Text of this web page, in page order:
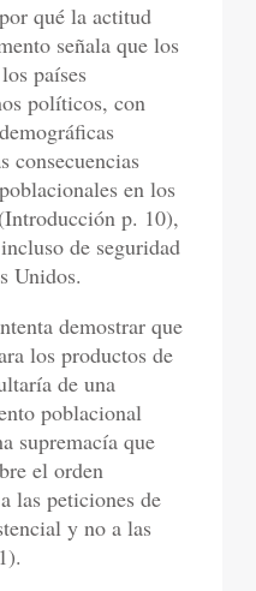
qué la actitud
señala que los
países
políticos, con
consecuencias
en los
p. 10),
de seguridad
Unidos.
demostrar que
los productos de
de una
poblacional
supremacía que
el orden
las peticiones de
y no a las